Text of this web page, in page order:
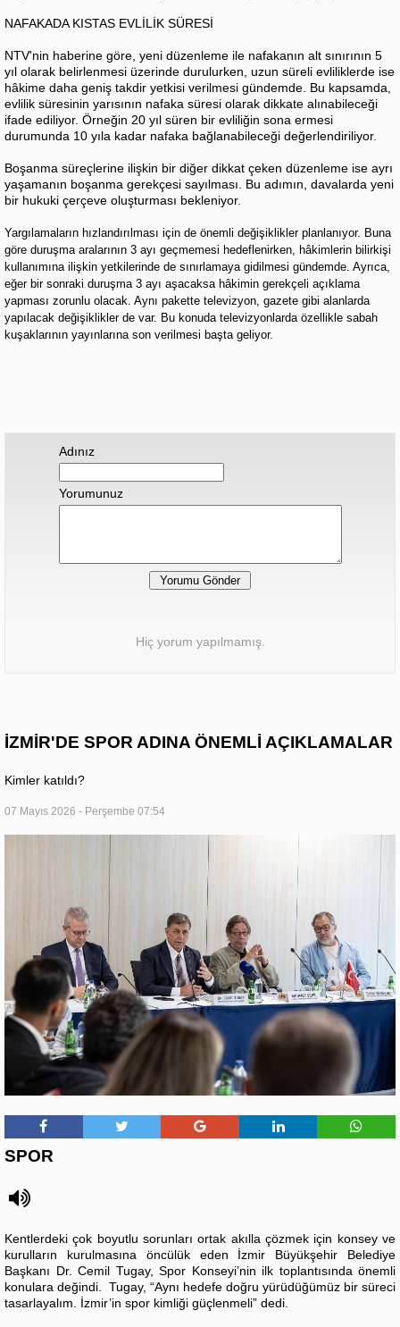
NAFAKADA KISTAS EVLİLİK SÜRESİ
NTV'nin haberine göre, yeni düzenleme ile nafakanın alt sınırının 5
yıl olarak belirlenmesi üzerinde durulurken, uzun süreli evliliklerde ise
hâkime daha geniş takdir yetkisi verilmesi gündemde. Bu kapsamda,
evlilik süresinin yarısının nafaka süresi olarak dikkate alınabileceği
ifade ediliyor. Örneğin 20 yıl süren bir evliliğin sona ermesi
durumunda 10 yıla kadar nafaka bağlanabileceği değerlendiriliyor.
Boşanma süreçlerine ilişkin bir diğer dikkat çeken düzenleme ise ayrı
yaşamanın boşanma gerekçesi sayılması. Bu adımın, davalarda yeni
bir hukuki çerçeve oluşturması bekleniyor.
Yargılamaların hızlandırılması için de önemli değişiklikler planlanıyor. Buna
göre duruşmaaralarının 3 ayı geçmemesi hedeflenirken, hâkimlerin bilirkişi
kullanımına ilişkin yetkilerinde de sınırlamaya gidilmesi gündemde. Ayrıca,
eğer bir sonraki duruşma 3 ayı aşacaksa hâkimin gerekçeli açıklama
yapması zorunlu olacak. Aynı pakette televizyon, gazete gibi alanlarda
yapılacak değişiklikler de var. Bu konuda televizyonlarda özellikle sabah
kuşaklarının yayınlarına son verilmesi başta geliyor.
Adınız
Yorumunuz
Hiç yorum yapılmamış.
İZMİR'DE SPOR ADINA ÖNEMLİ AÇIKLAMALAR
Kimler katıldı?
07 Mayıs 2026 - Perşembe 07:54
SPOR
Kentlerdeki çok boyutlu sorunları ortak akılla çözmek için konsey ve
kurulların kurulmasına öncülük eden İzmir Büyükşehir Belediye
Başkanı Dr. Cemil Tugay, Spor Konseyi’nin ilk toplantısında önemli
konulara değindi. Tugay, “Aynı hedefe doğru yürüdüğümüz bir süreci
tasarlayalım. İzmir’in spor kimliği güçlenmeli” dedi.